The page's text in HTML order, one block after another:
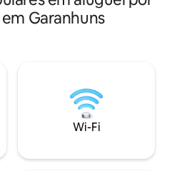
da
e o
tudo que
microondas,
e demais
Garanhuns
Wi-Fi